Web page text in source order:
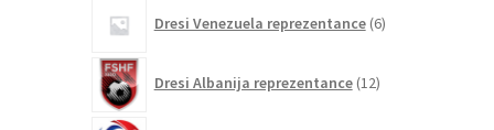
Dresi Venezuela reprezentance 6izdelkov
Dresi Albanija reprezentance 12izdelkov